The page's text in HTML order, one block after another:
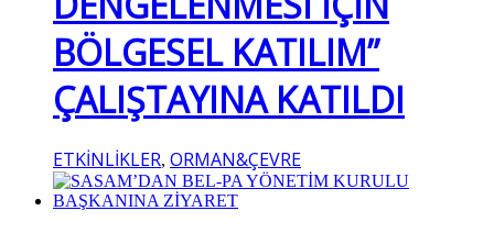
BÖLGESEL KATILIM”
ÇALIŞTAYINA KATILDI
ETKİNLİKLER, ORMAN&ÇEVRE